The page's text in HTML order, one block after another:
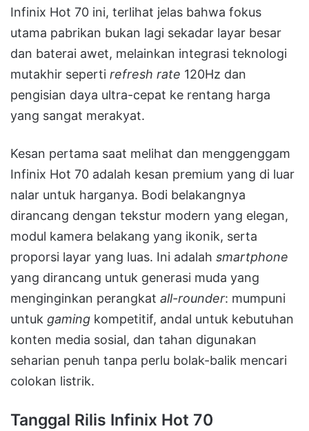
Infinix Hot 70 ini, terlihat jelas bahwa fokus
utama pabrikan bukan lagi sekadar layar besar
dan baterai awet, melainkan integrasi teknologi
mutakhir seperti refresh rate 120Hz dan
pengisian daya ultra-cepat ke rentang harga
yang sangat merakyat.
Kesan pertama saat melihat dan menggenggam
Infinix Hot 70 adalah kesan premium yang di luar
nalar untuk harganya. Bodi belakangnya
dirancang dengan tekstur modern yang elegan,
modul kamera belakang yang ikonik, serta
proporsi layar yang luas. Ini adalah smartphone
yang dirancang untuk generasi muda yang
menginginkan perangkat all-rounder: mumpuni
untuk gaming kompetitif, andal untuk kebutuhan
konten media sosial, dan tahan digunakan
seharian penuh tanpa perlu bolak-balik mencari
colokan listrik.
Tanggal Rilis Infinix Hot 70